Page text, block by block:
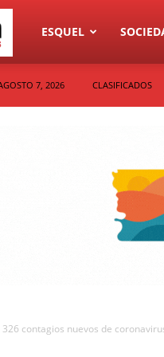
Diario
La
ESQUEL
7, 2026 CLASIFICADOS
contagios nuevos de